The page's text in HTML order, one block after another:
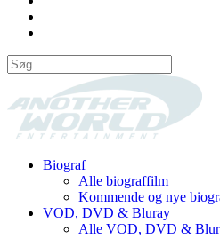
Biograf
Alle biograffilm
Kommende og nye
VOD, DVD & Bluray
Alle VOD, DVD &